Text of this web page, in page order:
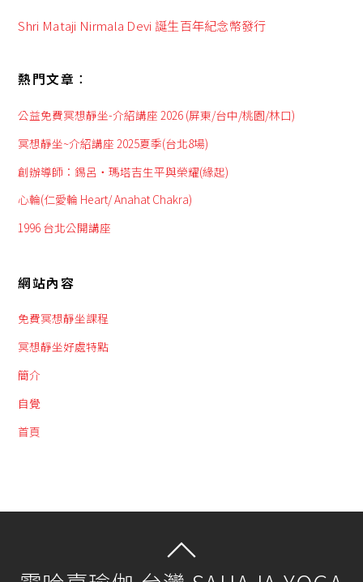
Shri Mataji Nirmala Devi 誕生百年紀念幣發行
熱門文章︰
公益免費冥想靜坐-介紹講座 2026 (屏東/台中/桃園/林口)
冥想靜坐~介紹講座 2025夏季(台北8場)
創辦導師：錫呂‧瑪塔吉生平與榮耀(緣起)
心輪(仁愛輪 Heart/ Anahat Chakra)
1996 台北公開講座
網站內容
免費冥想靜坐課程
冥想靜坐好處特點
簡介
自覺
首頁